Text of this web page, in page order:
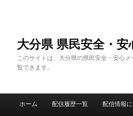
大分県 県民安全・
このサイトは、大分県の県民安全・安心
覧できます。
ホーム 配信履歴一覧 配信情報